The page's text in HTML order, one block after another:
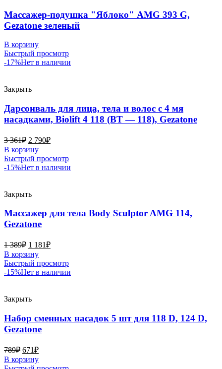
Массажер-подушка "Яблоко" AMG 393 G,
Gezatone зеленый
В корзину
Быстрый просмотр
-17%Нет в наличии
Закрыть
Дарсонваль для лица, тела и волос с 4 мя
насадками, Biolift 4 118 (BT — 118), Gezatone
3 361₽ 2 790₽
В корзину
Быстрый просмотр
-15%Нет в наличии
Закрыть
Массажер для тела Body Sculptor AMG 114,
Gezatone
1 389₽ 1 181₽
В корзину
Быстрый просмотр
-15%Нет в наличии
Закрыть
Набор сменных насадок 5 шт для 118 D, 124 D,
Gezatone
789₽ 671₽
В корзину